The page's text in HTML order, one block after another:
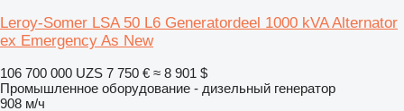
Leroy-Somer LSA 50 L6 Generatordeel 1000 kVA Alternator
ex Emergency As New
106 700 000 UZS 7 750 € ≈ 8 901 $
Промышленное оборудование - дизельный генератор
908 м/ч